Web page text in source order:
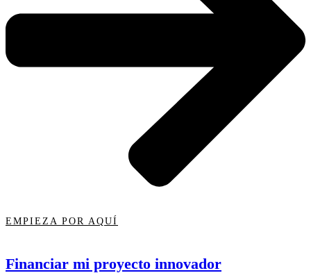
EMPIEZA POR AQUÍ
Financiar mi proyecto innovador